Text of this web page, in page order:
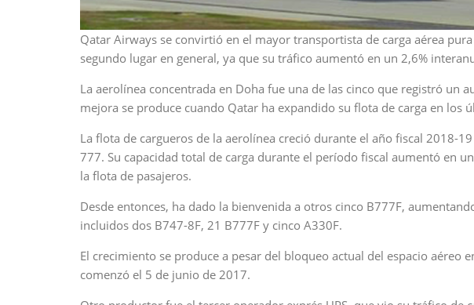
Qatar Airways se convirtió en el mayor transportista de carga aérea
segundo lugar en general, ya que su tráfico aumentó en un 2,6%
La aerolínea concentrada en Doha fue una de las cinco que registró un
mejora se produce cuando Qatar ha expandido su flota de carga en los
La flota de cargueros de la aerolínea creció durante el año fiscal 2018-
777. Su capacidad total de carga durante el período fiscal aumentó en
la flota de pasajeros.
Desde entonces, ha dado la bienvenida a otros cinco B777F,
incluidos dos B747-8F, 21 B777F y cinco A330F.
El crecimiento se produce a pesar del bloqueo actual del espacio aéreo
comenzó el 5 de junio de 2017.